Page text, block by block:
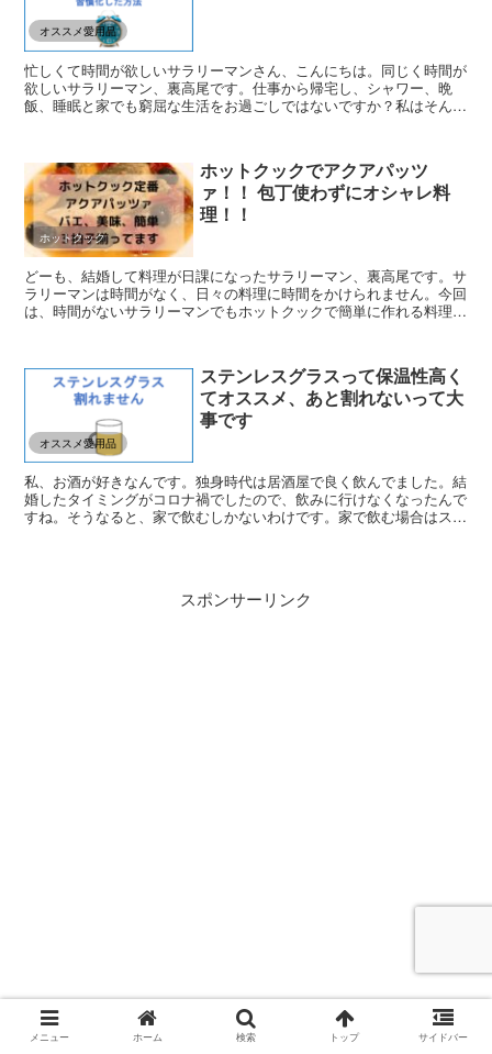
オススメ愛用品
忙しくて時間が欲しいサラリーマンさん、こんにちは。同じく時間が
欲しいサラリーマン、裏高尾です。仕事から帰宅し、シャワー、晩
飯、睡眠と家でも窮屈な生活をお過ごしではないですか？私はそんな
ホットクック
ホットクックでアクアパッツ
ァ！！ 包丁使わずにオシャレ料
理！！
どーも、結婚して料理が日課になったサラリーマン、裏高尾です。サ
ラリーマンは時間がなく、日々の料理に時間をかけられません。今回
は、時間がないサラリーマンでもホットクックで簡単に作れる料理
オススメ愛用品
ステンレスグラスって保温性高く
てオススメ、あと割れないって大
事です
私、お酒が好きなんです。独身時代は居酒屋で良く飲んでました。結
婚したタイミングがコロナ禍でしたので、飲みに行けなくなったんで
すね。そうなると、家で飲むしかないわけです。家で飲む場合はステ
スポンサーリンク
メニュー ホーム 検索 トップ サイドバー